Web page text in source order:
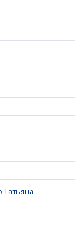
Татьяна